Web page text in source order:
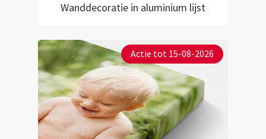
Wanddecoratie in aluminium lijst
Actie tot 15-08-2026